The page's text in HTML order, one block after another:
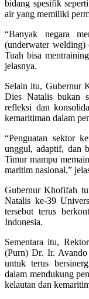
bidang spesifik
air yang memiliki
“Banyak negara
(underwater welding)
Tuah bisa
jelasnya.
Selain itu, Gubernur
Dies Natalis bukan
refleksi dan
kemaritiman dalam
“Penguatan sektor
unggul, adaptif, dan
Timur mampu
maritim nasional,”
Gubernur Khofifah
Natalis ke-39
tersebut terus
Indonesia.
Sementara itu,
(Purn) Dr. Ir. Avando
untuk terus
dalam mendukung
kelautan dan